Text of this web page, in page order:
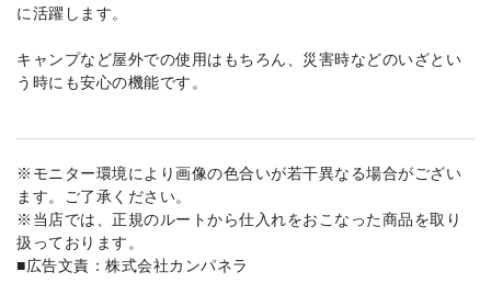
に活躍します。
キャンプなど屋外での使用はもちろん、災害時などのいざとい
う時にも安心の機能です。
※モニター環境により画像の色合いが若干異なる場合がござい
ます。ご了承ください。
※当店では、正規のルートから仕入れをおこなった商品を取り
扱っております。
■広告文責：株式会社カンパネラ